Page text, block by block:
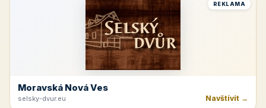
REKLAMA
Moravská Nová Ves
selsky-dvur.eu Navštívit →